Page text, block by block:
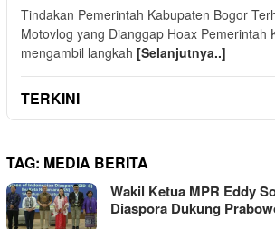
Tindakan Pemerintah Kabupaten Bogor
Motovlog yang Dianggap Hoax Pemerintah
mengambil langkah [Selanjutnya..]
TERKINI
TAG: MEDIA BERITA
Wakil Ketua MPR Eddy
Diaspora Dukung